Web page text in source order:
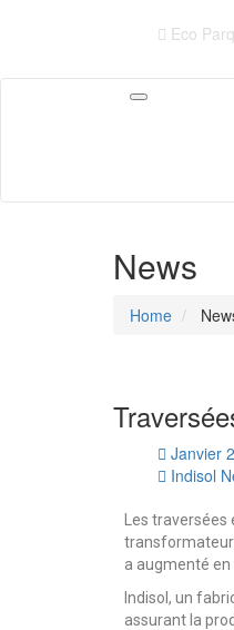
Eco
Toggle
News
Home
Janvier
Indisol
Les
a augmenté en
Indisol, un
assurant la